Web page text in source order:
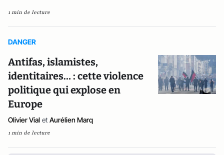
1 min de lecture
DANGER
Antifas, islamistes,
identitaires… : cette violence
politique qui explose en
Europe
Olivier Vial et Aurélien Marq
1 min de lecture